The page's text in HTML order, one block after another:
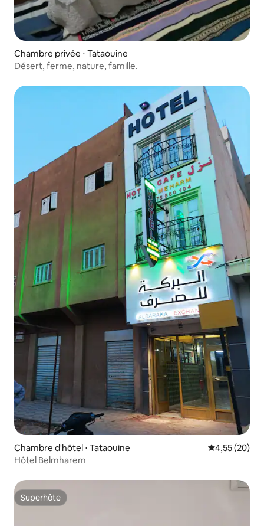
Chambre privée ⋅ Tataouine
Désert, ferme, nature, famille.
Chambre d'hôtel ⋅ Tataouine Évaluation
4,55 (20)
Hôtel Belmharem
Superhôte
Superhôte